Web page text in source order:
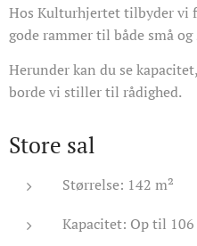
Hos Kulturhjertet tilbyder vi
gode rammer til både små
Herunder kan du se
borde vi stiller til rådighed.
Store sal
Størrelse: 142 m²
Kapacitet: Op til